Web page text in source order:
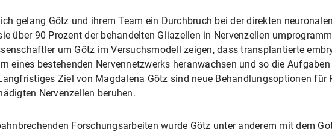
gelang Götz und ihrem Team ein Durchbruch bei der direkten
über 90 Prozent der behandelten Gliazellen in Nervenzellen
um Götz im Versuchsmodell zeigen, dass transplantierte
eines bestehenden Nervennetzwerks heranwachsen und so die
Ziel von Magdalena Götz sind neue Behandlungsoptionen für
Nervenzellen beruhen.
Forschungsarbeiten wurde Götz unter anderem mit dem